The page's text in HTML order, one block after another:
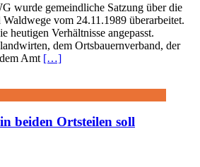
wurde gemeindliche Satzung über die
vom 24.11.1989 überarbeitet.
heutigen Verhältnisse angepasst.
dem Ortsbauernverband, der
Amt […]
beiden Ortsteilen soll